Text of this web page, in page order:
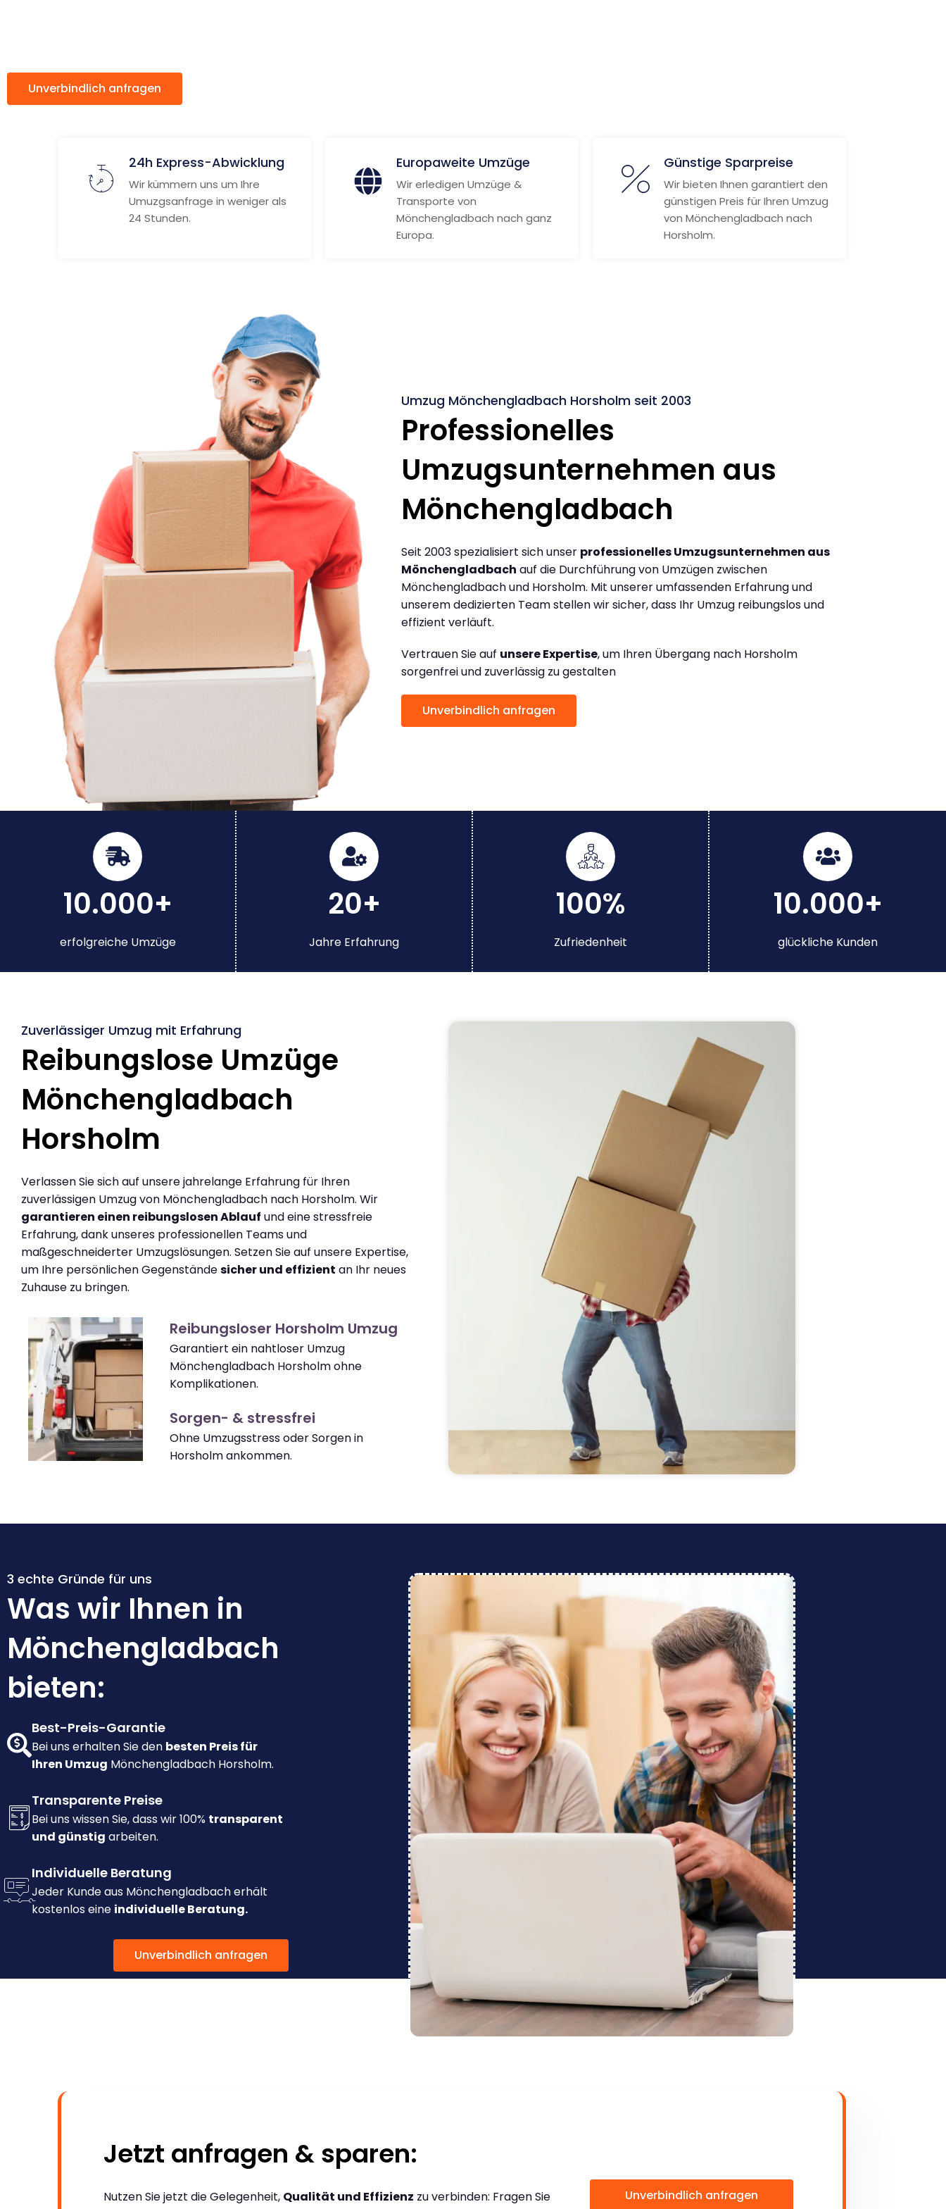
Unverbindlich anfragen
24h Express-Abwicklung
Wir kümmern uns um Ihre
Umuzgsanfrage in weniger als
24 Stunden.
Europaweite Umzüge
Wir erledigen Umzüge &
Transporte von
Mönchengladbach nach ganz
Europa.
Günstige Sparpreise
Wir bieten Ihnen garantiert den
günstigen Preis für Ihren Umzug
von Mönchengladbach nach
Horsholm.
Umzug Mönchengladbach Horsholm seit 2003
Professionelles
Umzugsunternehmen aus
Mönchengladbach
Seit 2003 spezialisiert sich unser professionelles Umzugsunternehmen aus
Mönchengladbach auf die Durchführung von Umzügen zwischen
Mönchengladbach und Horsholm. Mit unserer umfassenden Erfahrung und
unserem dedizierten Team stellen wir sicher, dass Ihr Umzug reibungslos und
effizient verläuft.
Vertrauen Sie auf unsere Expertise, um Ihren Übergang nach Horsholm
sorgenfrei und zuverlässig zu gestalten
Unverbindlich anfragen
10.000+
erfolgreiche Umzüge
20+
Jahre Erfahrung
100%
Zufriedenheit
10.000+
glückliche Kunden
Zuverlässiger Umzug mit Erfahrung
Reibungslose Umzüge
Mönchengladbach
Horsholm
Verlassen Sie sich auf unsere jahrelange Erfahrung für Ihren
zuverlässigen Umzug von Mönchengladbach nach Horsholm. Wir
garantieren einen reibungslosen Ablauf und eine stressfreie
Erfahrung, dank unseres professionellen Teams und
maßgeschneiderter Umzugslösungen. Setzen Sie auf unsere Expertise,
um Ihre persönlichen Gegenständesicher und effizient an Ihr neues
Zuhause zu bringen.
Reibungsloser Horsholm Umzug
Garantiert ein nahtloser Umzug
Mönchengladbach Horsholm ohne
Komplikationen.
Sorgen- & stressfrei
Ohne Umzugsstress oder Sorgen in
Horsholm ankommen.
3 echte Gründe für uns
Was wir Ihnen in
Mönchengladbach
bieten:
Best-Preis-Garantie
Bei uns erhalten Sie den besten Preis für
Ihren Umzug Mönchengladbach Horsholm.
Transparente Preise
Bei uns wissen Sie, dass wir 100% transparent
und günstig arbeiten.
Individuelle Beratung
Jeder Kunde aus Mönchengladbach erhält
kostenlos eine individuelle Beratung.
Unverbindlich anfragen
Jetzt anfragen & sparen:
Nutzen Sie jetzt die Gelegenheit, Qualität und Effizienz zu verbinden: Fragen Sie
Unverbindlich anfragen